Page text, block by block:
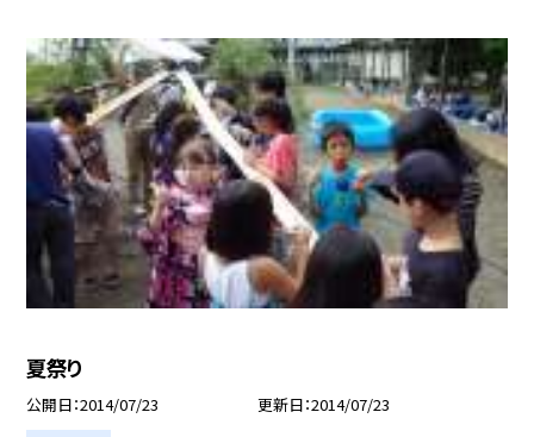
夏祭り
公開日 2014/07/23 更新日 2014/07/23